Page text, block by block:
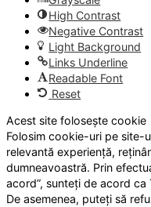
High Contrast
Negative Contrast
Light Background
Links Underline
Readable Font
Reset
Acest site folosește cookie
Folosim cookie-uri pe site-
relevantă experiență,
dumneavoastră. Prin
acord”, sunteți de acord
De asemenea, puteți să